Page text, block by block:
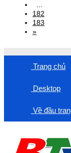
182
183
»
Trang chủ
Desktop
Về đầu